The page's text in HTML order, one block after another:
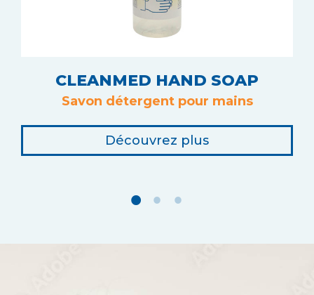
CLEANMED HAND SOAP
Savon détergent pour mains
Découvrez plus